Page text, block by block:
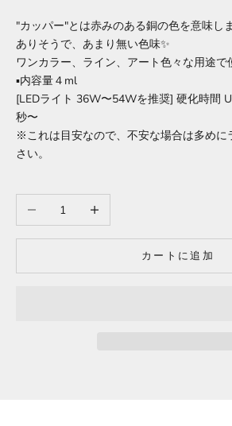
"カッパー"とは赤みのある銅の色を意味しま
ありそうで、あまり無い色味✨
ワンカラー、ライン、アート色々な用途で
▪︎内容量４ml
[LEDライト 36W〜54Wを推奨] 硬化時間
秒〜
※これは目安なので、不安な場合は多めに
さい。
数量を減らす 数量を増やす
カートに追加